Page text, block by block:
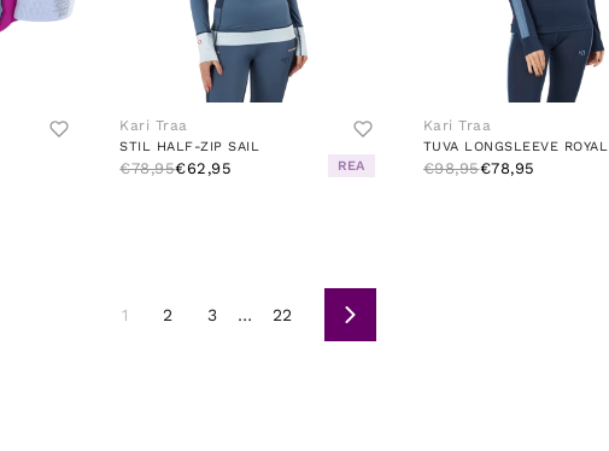
Kari Traa
STIL HALF-ZIP SAIL
€78,95€62,95 REA
Kari Traa
TUVA LONGSLEEVE ROYAL
€98,95€78,95
1 2 3 … 22 Naslednja